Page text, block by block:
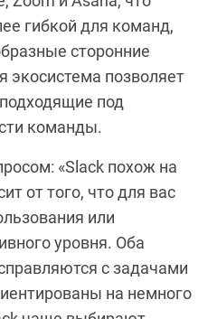
гибкой для команд,
сторонние
экосистема позволяет
под
команды.
«Slack похож на
от того, что для вас
или
уровня. Оба
с задачами
на немного